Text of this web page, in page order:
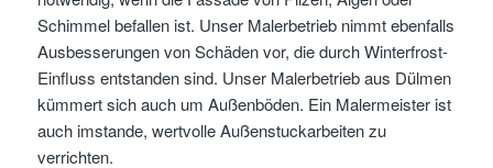
Schimmel befallen ist. Unser Malerbetrieb nimmt ebenfalls
Ausbesserungen von Schäden vor, die durch Winterfrost-
Einfluss entstanden sind. Unser Malerbetrieb aus Dülmen
kümmert sich auch um Außenböden. Ein Malermeister ist
auch imstande, wertvolle Außenstuckarbeiten zu
verrichten.